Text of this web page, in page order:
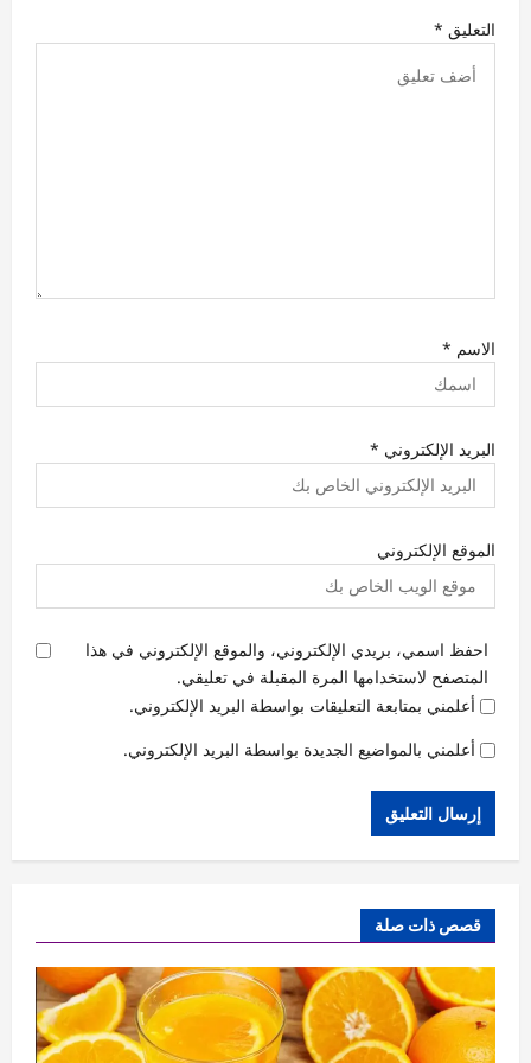
ت
التعليق *
الاسم *
البريد الإلكتروني *
الموقع الإلكتروني
احفظ اسمي، بريدي الإلكتروني، والموقع الإلكتروني في هذا
المتصفح لاستخدامها المرة المقبلة في تعليقي.
أعلمني بمتابعة التعليقات بواسطة البريد الإلكتروني.
أعلمني بالمواضيع الجديدة بواسطة البريد الإلكتروني.
قصص ذات صلة